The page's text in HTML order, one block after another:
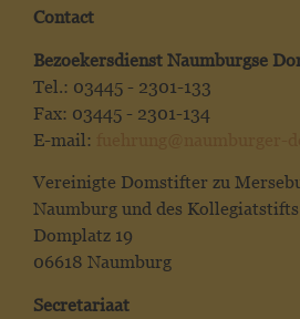
Contact
Bezoekersdienst Naumburgse
Tel.: 03445 - 2301-133
Fax: 03445 - 2301-134
E-mail:
Vereinigte Domstifter zu
Naumburg und des
Domplatz 19
06618 Naumburg
Secretariaat